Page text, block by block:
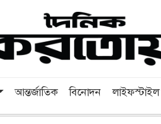
আন্তর্জাতিক বিনোদন লাইফস্টাইল